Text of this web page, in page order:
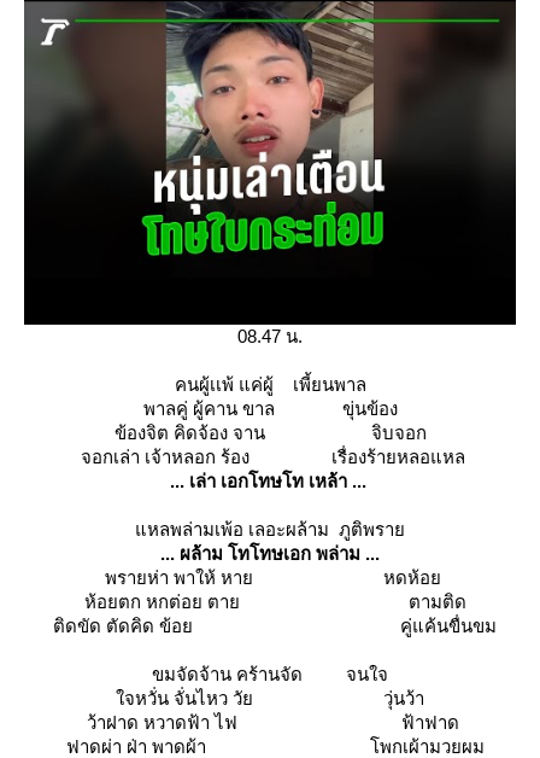
08.47 น.
คนผู้เเพ้ แค่ผู้ เพี้ยนพาล
พาลคู่ ผู้คาน ขาล ขุ่นข้อง
ข้องจิต คิดจ้อง จาน จิบจอก
จอกเล่า เจ้าหลอก ร้อง เรื่องร้ายหลอแหล
... เล่า เอกโทษโท เหล้า ...
หลพล่ามเพ้อ เลอะผล้าม ภูติพรา
... ผล้าม โทโทษเอก พล่าม ...
พรายห่า พาให้ หาย หดห้อ
ห้อยตก หกต่อย ตาย ตามติด
ติดขัด ตัดคิด ข้อย คู่แค้นขื่นขม
ขมจัดจ้าน คร้านจัด จนใจ
จหวั่น จั่นไหว วัย วุ่นว้า
ว้าฝาด หวาดฟ้า ไฟ ฟ้าฟาด
ฟาดผ่า ฝ่า พาดผ้า โพกเผ้ามวยผม